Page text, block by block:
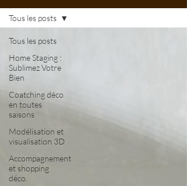
Tous les posts
Home Staging :
Sublimez Votre
Bien
Coatching déco
en toutes
saisons
Modélisation et
visualisation 3D
Accompagnement
et shopping
déco.
Tous les posts